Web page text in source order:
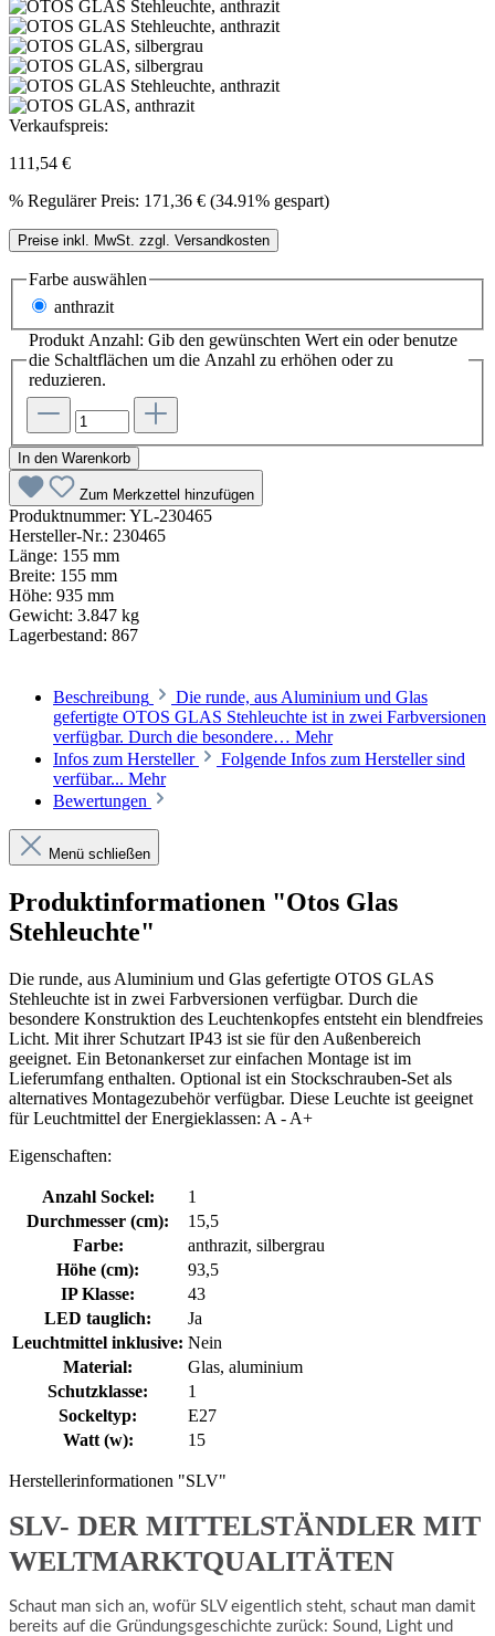
Verkaufspreis:
111,54 €
% Regulärer Preis: 171,36 € (34.91% gespart)
Preise inkl. MwSt. zzgl. Versandkosten
Farbe auswählen
anthrazit
Produkt Anzahl: Gib den gewünschten Wert ein oder benutze
die Schaltflächen um die Anzahl zu erhöhen oder zu
reduzieren.
In den Warenkorb
Zum Merkzettel hinzufügen
Produktnummer: YL-230465
Hersteller-Nr.: 230465
Länge: 155 mm
Breite: 155 mm
Höhe: 935 mm
Gewicht: 3.847 kg
Lagerbestand: 867
Beschreibung
Die runde, aus Aluminium und Glas
gefertigte OTOS GLAS Stehleuchte ist in zwei Farbversionen
verfügbar. Durch die besondere… Mehr
Infos zum Hersteller
Folgende Infos zum Hersteller sind
verfübar... Mehr
Bewertungen
Menü schließen
Produktinformationen "Otos Glas
Stehleuchte"
Die runde, aus Aluminium und Glas gefertigte OTOS GLAS
Stehleuchte ist in zwei Farbversionen verfügbar. Durch die
besondere Konstruktion des Leuchtenkopfes entsteht ein blendfreies
Licht. Mit ihrer Schutzart IP43 ist sie für den Außenbereich
geeignet. Ein Betonankerset zur einfachen Montage ist im
Lieferumfang enthalten. Optional ist ein Stockschrauben-Set als
alternatives Montagezubehör verfügbar. Diese Leuchte ist geeignet
für Leuchtmittel der Energieklassen: A - A+
Eigenschaften:
Anzahl Sockel:
1
Durchmesser (cm):
15,5
Farbe:
anthrazit, silbergrau
Höhe (cm):
93,5
IP Klasse:
43
LED tauglich:
Ja
Leuchtmittel inklusive: Nein
Material:
Glas, aluminium
Schutzklasse:
1
Sockeltyp:
E27
Watt (w):
15
Herstellerinformationen "SLV"
SLV- DER MITTELSTÄNDLER MIT
WELTMARKTQUALITÄTEN
Schaut man sich an, wofür SLV eigentlich steht, schaut man damit
bereits auf die Gründungsgeschichte zurück: Sound, Light und